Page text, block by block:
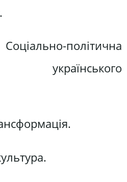
політична
українського